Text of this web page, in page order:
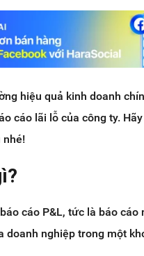
hiệu quả kinh doanh
cáo lãi lỗ của công ty.
nhé!
cáo P&L, tức là báo
doanh nghiệp trong một